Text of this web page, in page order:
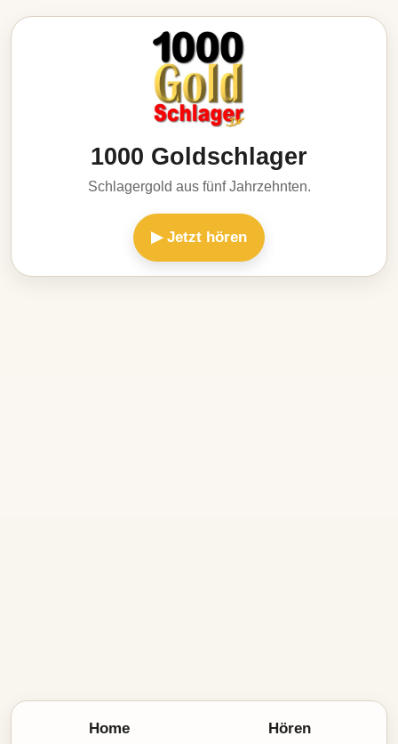
1000 Goldschlager
Schlagergold aus fünf Jahrzehnten.
▶ Jetzt hören
Home Hören